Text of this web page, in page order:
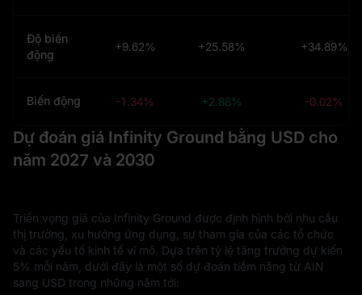
Độ biến
động
+9.62% +25.58% +34.89%
Biến động -1.34% +2.88% -0.02%
Dự đoán giá Infinity Ground bằng USD cho
năm 2027 và 2030
Triển vọng giá của Infinity Ground được định hình bởi nhu cầu
thị trường, xu hướng ứng dụng, sự tham gia của các tổ chức
và các yếu tố kinh tế vĩ mô. Dựa trên tỷ lệ tăng trưởng dự kiến
5% mỗi năm, dưới đây là một số dự đoán tiềm năng từ AIN
sang USD trong những năm tới: